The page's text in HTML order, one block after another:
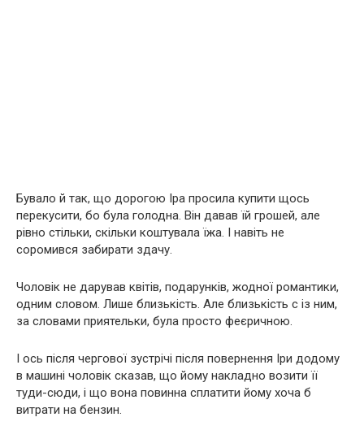
Бувало й так, що дорогою Іра просила купити щось
перекусити, бо була голодна. Він давав їй грошей, але
рівно стільки, скільки коштувала їжа. І навіть не
соромився забирати здачу.
Чоловік не дарував квітів, подарунків, жодної романтики,
одним словом. Лише близькість. Але близькість с із ним,
за словами приятельки, була просто феєричною.
І ось після чергової зустрічі після повернення Іри додому
в машині чоловік сказав, що йому накладно возити її
туди-сюди, і що вона повинна сплатити йому хоча б
витрати на бензин.